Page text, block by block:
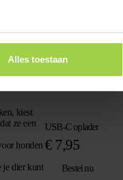
Alles toestaan
kiest
ze een
honden
je dier kunt
USB-C oplader
€7,95
Bestel nu